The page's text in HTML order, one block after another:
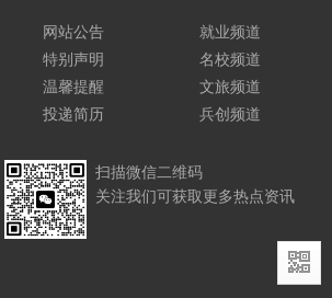
网站公告
特别声明
温馨提醒
投递简历
就业频道
名校频道
文旅频道
兵创频道
扫描微信二维码
关注我们可获取更多热点资讯